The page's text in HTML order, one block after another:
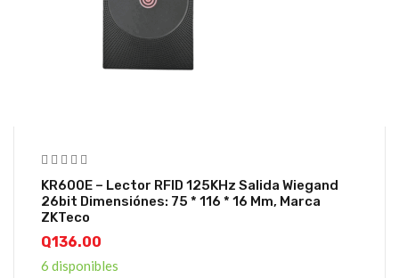
KR600E – Lector RFID 125KHz Salida Wiegand
26bit Dimensiónes: 75 * 116 * 16 Mm, Marca
ZKTeco
Q136.00
6 disponibles